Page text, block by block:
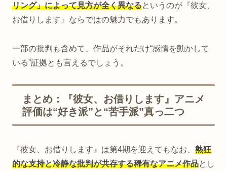
リング」によって見方が全く異なるというのが『彼女、
お借りします』ならではの魅力でもあります。
一部の批判も含めて、作品がそれだけ“感情を動かして
いる”証拠とも言えるでしょう。
まとめ：『彼女、お借りします』アニメ
評価は“好き派”と“苦手派”真っ二つ
『彼女、お借りします』は第4期を迎えてもなお、 熱狂
的な支持と冷静な批判が共存する稀有なアニメ作品とし